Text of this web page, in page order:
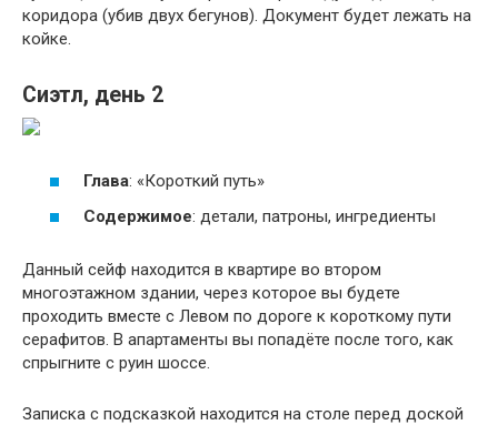
коридора (убив двух бегунов). Документ будет лежать на
койке.
Сиэтл, день 2
Глава: «Короткий путь»
Содержимое: детали, патроны, ингредиенты
Данный сейф находится в квартире во втором
многоэтажном здании, через которое вы будете
проходить вместе с Левом по дороге к короткому пути
серафитов. В апартаменты вы попадёте после того, как
спрыгните с руин шоссе.
Записка с подсказкой находится на столе перед доской